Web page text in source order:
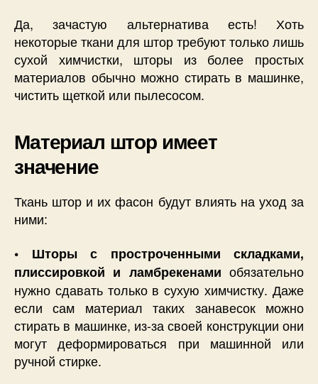
Да, зачастую альтернатива есть! Хоть
некоторые ткани для штор требуют только лишь
сухой химчистки, шторы из более простых
материалов обычно можно стирать в машинке,
чистить щеткой или пылесосом.
Материал штор имеет
значение
Ткань штор и их фасон будут влиять на уход за
ними:
• Шторы с простроченными складками,
плиссировкой и ламбрекенами обязательно
нужно сдавать только в сухую химчистку. Даже
если сам материал таких занавесок можно
стирать в машинке, из-за своей конструкции они
могут деформироваться при машинной или
ручной стирке.